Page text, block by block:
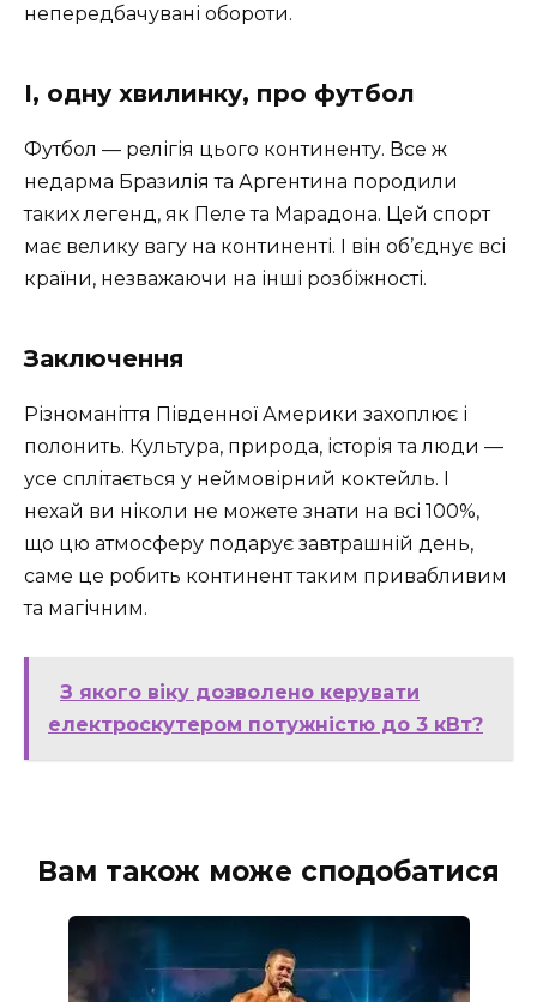
непередбачувані обороти.
І, одну хвилинку, про футбол
Футбол — релігія цього континенту. Все ж
недарма Бразилія та Аргентина породили
таких легенд, як Пеле та Марадона. Цей спорт
має велику вагу на континенті. І він об’єднує всі
країни, незважаючи на інші розбіжності.
Заключення
Різноманіття Південної Америки захоплює і
полонить. Культура, природа, історія та люди —
усе сплітається у неймовірний коктейль. І
нехай ви ніколи не можете знати на всі 100%,
що цю атмосферу подарує завтрашній день,
саме це робить континент таким привабливим
та магічним.
З якого віку дозволено керувати
електроскутером потужністю до 3 кВт?
Вам також може сподобатися